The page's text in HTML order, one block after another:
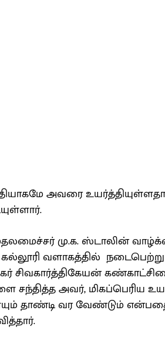
அவரை
முதலமைச்சர் மு.க. ஸ்டாலின்
வளாகத்தில் நடைபெற்று
சிவகார்த்திகேயன்
சந்தித்த அவர்,
தாண்டி வர வேண்டும்